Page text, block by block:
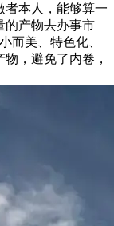
者本人，能够算一
的产物去办事市
而美、特色化、
，避免了内卷，